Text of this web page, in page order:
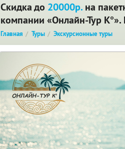
Скидка до 20000р. на
компании «Онлайн-Тур К°».
Главная Туры Экскурсионные туры